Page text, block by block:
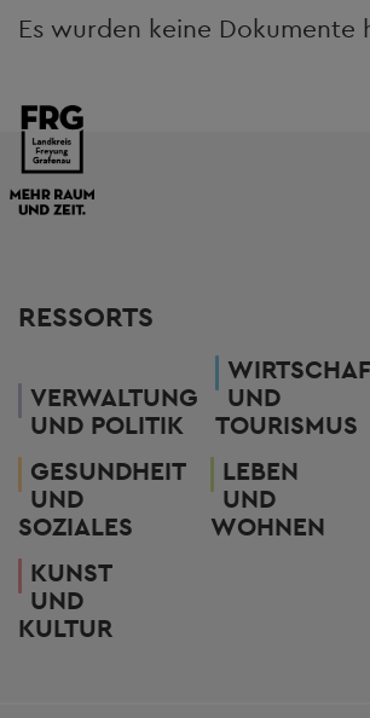
Es wurden keine Dokumente
RESSORTS
VERWALTUNG
UND POLITIK
UND
TOURISMUS
GESUNDHEIT
UND
SOZIALES
LEBEN
UND
WOHNEN
KUNST
UND
KULTUR